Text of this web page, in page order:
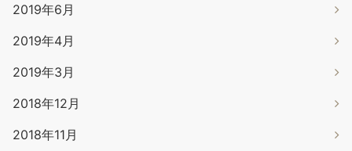
2019年6月
2019年4月
2019年3月
2018年12月
2018年11月